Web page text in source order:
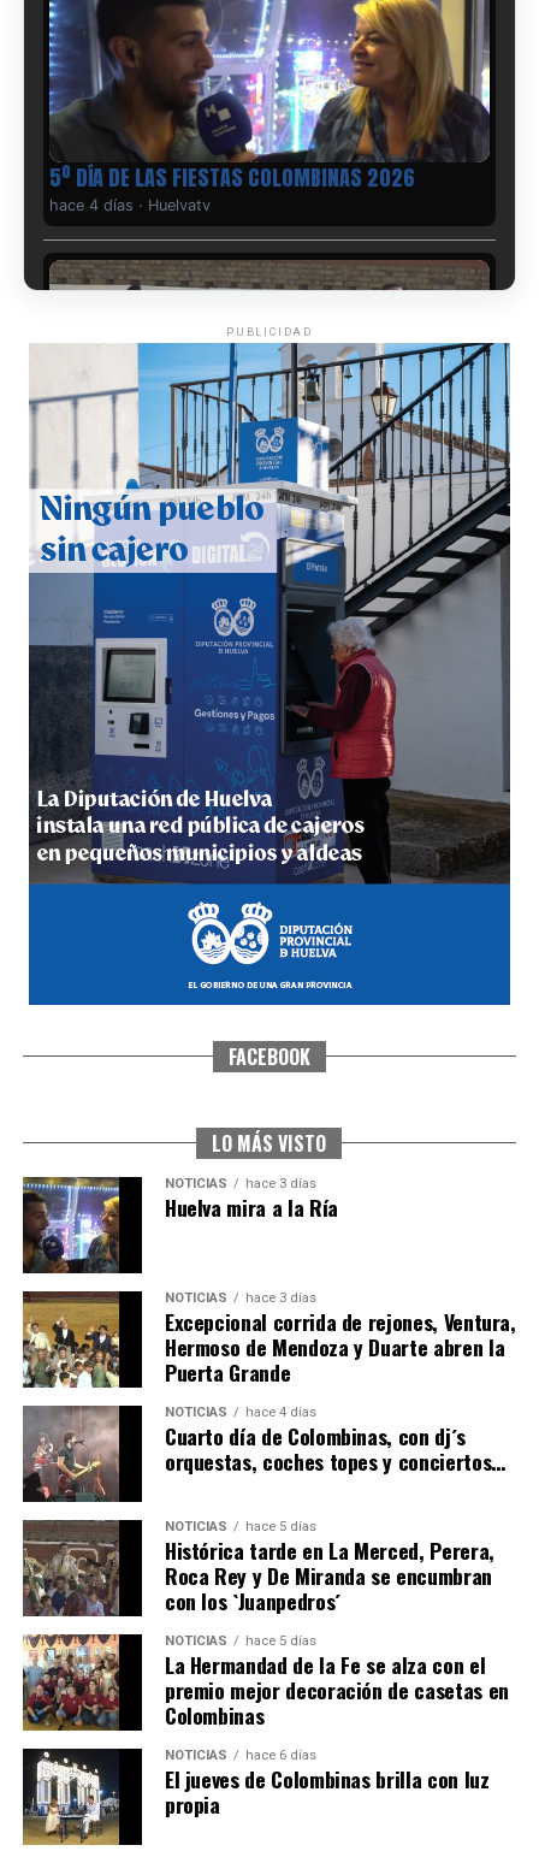
5º DÍA DE LAS FIESTAS COLOMBINAS 2026
hace 4 días · Huelvatv
CUARTA CORRIDA DE LAS FIESTAS COLOMBINAS
2026
hace 4 días·Huelvatv
4º DÍA DE LAS FIESTAS COLOMBINAS 2026
hace 5 días·Huelvatv
SEXTA CORRIDA DE LAS FIESTAS COLOMBINAS
6º DÍA DE LAS FIESTAS COLOMBINAS 2026
hace 3 días Huelvatv
QUINTA CORRIDA DE LAS FIESTAS COLOMBINAS
2026
hace 3 días· Huelvatv
PUBLICIDAD
FACEBOOK
LO MÁS VISTO
NOTICIAS hace 3 días
Huelva mira a la Ría
NOTICIAS hace 3 días
Excepcional corrida de rejones, Ventura,
Hermoso de Mendoza y Duarte abren la
Puerta Grande
NOTICIAS hace 4 días
Cuarto día de Colombinas, con dj´s
orquestas, coches topes y conciertos…
NOTICIAS hace 5 días
Histórica tarde en La Merced, Perera,
Roca Rey y De Miranda se encumbran
con los `Juanpedros´
NOTICIAS hace 5 días
La Hermandad de la Fe se alza con el
premio mejor decoración de casetas en
Colombinas
NOTICIAS hace 6 días
El jueves de Colombinas brilla con luz
propia